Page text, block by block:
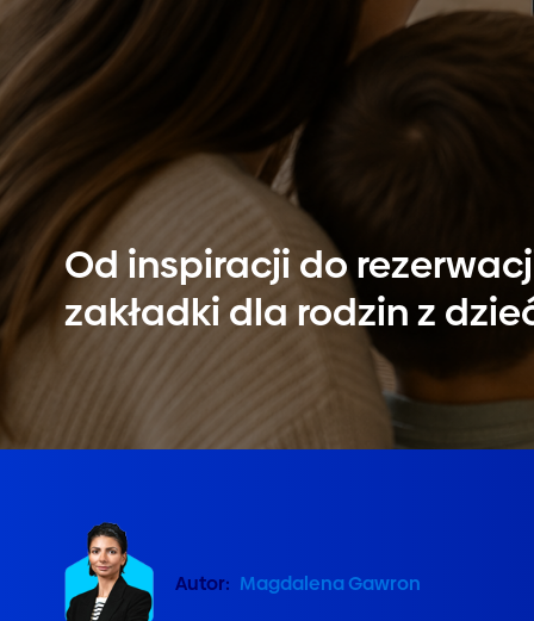
Od inspiracji do
zakładki dla rodzin z
Autor: Magdalena Gawron